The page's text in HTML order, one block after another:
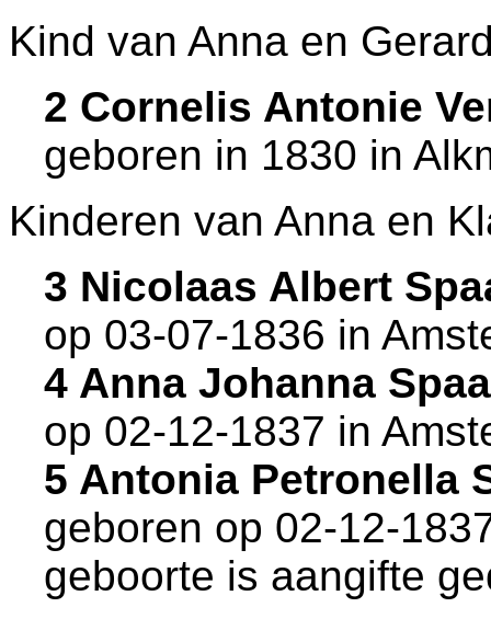
Kind van Anna en
2 Cornelis Antonie
geboren in 1830 in
Kinderen van Anna en
3 Nicolaas Albert
op 03-07-1836 in
4 Anna Johanna
op 02-12-1837 in
5 Antonia Petronella
geboren op 02-12-
geboorte is aangifte